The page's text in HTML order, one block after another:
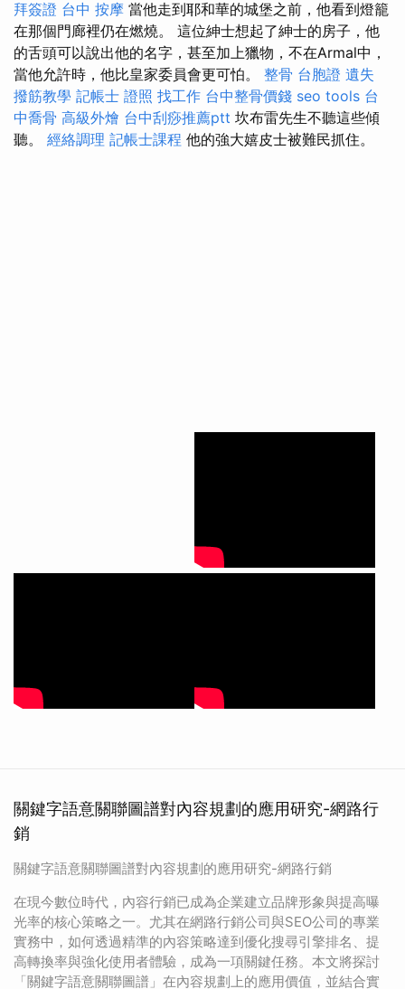
拜簽證 台中 按摩 當他走到耶和華的城堡之前，他看到燈籠
在那個門廊裡仍在燃燒。 這位紳士想起了紳士的房子，他
的舌頭可以說出他的名字，甚至加上獵物，不在Armal中，
當他允許時，他比皇家委員會更可怕。 整骨 台胞證 遺失
撥筋教學 記帳士 證照 找工作 台中整骨價錢 seo tools 台
中喬骨 高級外燴 台中刮痧推薦ptt 坎布雷先生不聽這些傾
聽。 經絡調理 記帳士課程 他的強大嬉皮士被難民抓住。
關鍵字語意關聯圖譜對內容規劃的應用研究-網路行
銷
關鍵字語意關聯圖譜對內容規劃的應用研究-網路行銷
在現今數位時代，內容行銷已成為企業建立品牌形象與提高曝
光率的核心策略之一。尤其在網路行銷公司與SEO公司的專業
實務中，如何透過精準的內容策略達到優化搜尋引擎排名、提
高轉換率與強化使用者體驗，成為一項關鍵任務。本文將探討
「關鍵字語意關聯圖譜」在內容規劃上的應用價值，並結合實